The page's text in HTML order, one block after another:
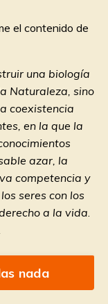
el contenido de
una biología
Naturaleza, sino
coexistencia
en la que la
azar, la
competencia y
seres con los
a la vida.
nada